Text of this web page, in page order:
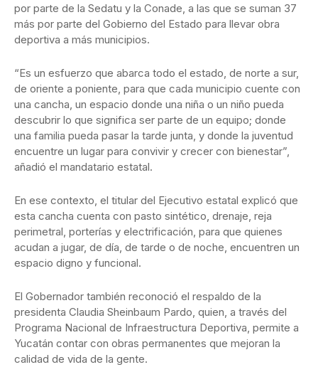
por parte de la Sedatu y la Conade, a las que se suman 37
más por parte del Gobierno del Estado para llevar obra
deportiva a más municipios.
“Es un esfuerzo que abarca todo el estado, de norte a sur,
de oriente a poniente, para que cada municipio cuente con
una cancha, un espacio donde una niña o un niño pueda
descubrir lo que significa ser parte de un equipo; donde
una familia pueda pasar la tarde junta, y donde la juventud
encuentre un lugar para convivir y crecer con bienestar”,
añadió el mandatario estatal.
En ese contexto, el titular del Ejecutivo estatal explicó que
esta cancha cuenta con pasto sintético, drenaje, reja
perimetral, porterías y electrificación, para que quienes
acudan a jugar, de día, de tarde o de noche, encuentren un
espacio digno y funcional.
El Gobernador también reconoció el respaldo de la
presidenta Claudia Sheinbaum Pardo, quien, a través del
Programa Nacional de Infraestructura Deportiva, permite a
Yucatán contar con obras permanentes que mejoran la
calidad de vida de la gente.